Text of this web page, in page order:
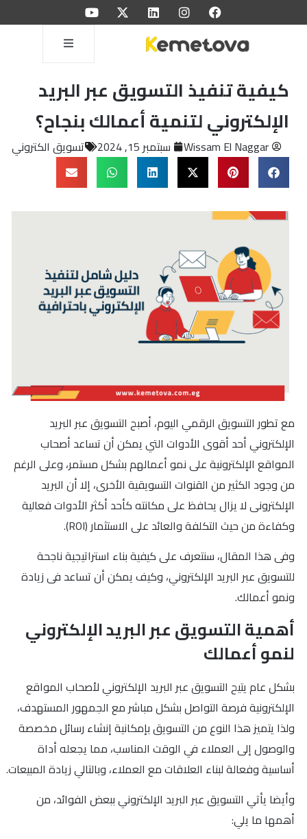
كيفية تنفيذ التسويق عبر البريد
الإلكتروني لتنمية أعمالك بنجاح؟
Wissam El Naggar سبتمبر 15, 2024 تسويق الكتروني
مع تطور التسويق الرقمي اليوم، أصبح التسويق عبر البريد
الإلكتروني أحد أقوى الأدوات التي يمكن أن تساعد أصحاب
المواقع الإلكترونية على نمو أعمالهم بشكل مستمر، وعلى الرغم
من وجود الكثير من القنوات التسويقية الأخرى، إلا أن البريد
الإلكترونى لا يزال يحافظ على مكانته كأحد أكثر الأدوات فعالية
وكفاءة من حيث التكلفة والعائد على الاستثمار (ROI).
وفى هذا المقال، سنتعرف على كيفية بناء استراتيجية ناجحة
للتسويق عبر البريد الإلكتروني، وكيف يمكن أن تساعد فى زيادة
ونمو أعمالك.
أهمية التسويق عبر البريد الإلكتروني
لنمو أعمالك
بشكل عام يتيح التسويق عبر البريد الإلكتروني لأصحاب المواقع
الإلكترونية فرصة التواصل بشكل مباشر مع الجمهور المستهدف،
ولذا يتميز هذا النوع من التسويق بإمكانية إنشاء رسائل مخصصة
والوصول إلى العملاء في الوقت المناسب، مما يجعله أداة
أساسية وفعالة لبناء العلاقات مع العملاء، وبالتالي زيادة المبيعات.
وأيضا يأتي التسويق عبر البريد الإلكتروني ببعض الفوائد، من
أهمها ما يلي: